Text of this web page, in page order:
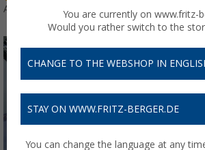
Art.-Nr.: 263250
You are currently on www.fritz-
Would you rather switch to the
CHANGE TO THE WEBSHOP IN
STAY ON WWW.FRITZ-BERGER.DE
You can change the language at any